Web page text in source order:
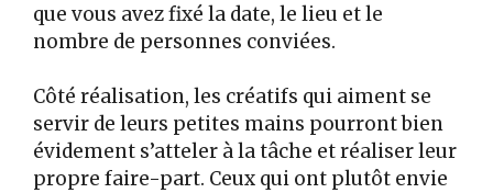
que vous avez fixé la date, le lieu et le
nombre de personnes conviées.
Côté réalisation, les créatifs qui aiment se
servir de leurs petites mains pourront bien
évidement s’atteler à la tâche et réaliser leur
propre faire-part. Ceux qui ont plutôt envie